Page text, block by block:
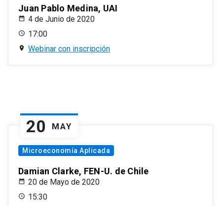
Juan Pablo Medina, UAI
4 de Junio de 2020
17:00
Webinar con inscripción
20 MAY
Microeconomía Aplicada
Damian Clarke, FEN-U. de Chile
20 de Mayo de 2020
15:30